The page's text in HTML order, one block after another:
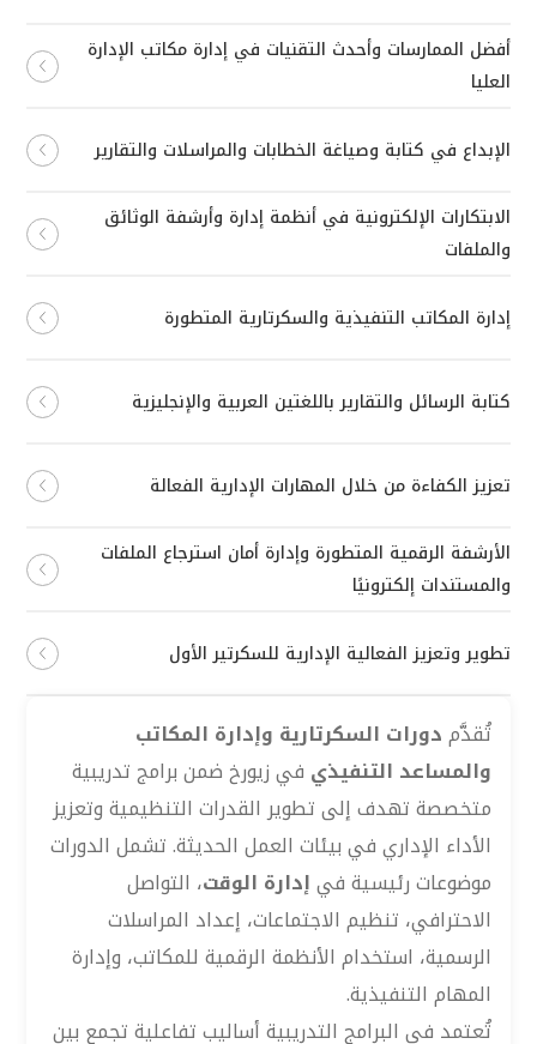
أفضل الممارسات وأحدث التقنيات في إدارة مكاتب الإدارة
العليا
الإبداع في كتابة وصياغة الخطابات والمراسلات والتقارير
الابتكارات الإلكترونية في أنظمة إدارة وأرشفة الوثائق
والملفات
إدارة المكاتب التنفيذية والسكرتارية المتطورة
كتابة الرسائل والتقارير باللغتين العربية والإنجليزية
تعزيز الكفاءة من خلال المهارات الإدارية الفعالة
الأرشفة الرقمية المتطورة وإدارة أمان استرجاع الملفات
والمستندات إلكترونيًا
تطوير وتعزيز الفعالية الإدارية للسكرتير الأول
تُقدَّمدورات السكرتارية وإدارة المكاتب
والمساعد التنفيذي في زيورخ ضمن برامج تدريبية
متخصصة تهدف إلى تطوير القدرات التنظيمية وتعزيز
الأداء الإداري في بيئات العمل الحديثة. تشمل الدورات
موضوعات رئيسية فيإدارة الوقت، التواصل
الاحترافي، تنظيم الاجتماعات، إعداد المراسلات
الرسمية، استخدام الأنظمة الرقمية للمكاتب، وإدارة
المهام التنفيذية.
تُعتمد في البرامج التدريبية أساليب تفاعلية تجمع بين